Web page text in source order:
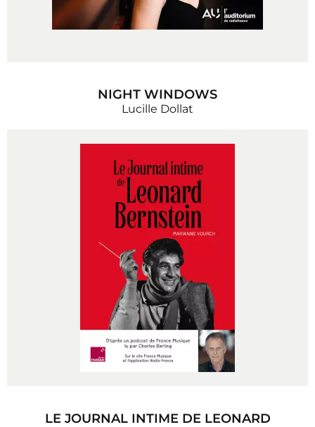
NIGHT WINDOWS
Lucille Dollat
LE JOURNAL INTIME DE LEONARD